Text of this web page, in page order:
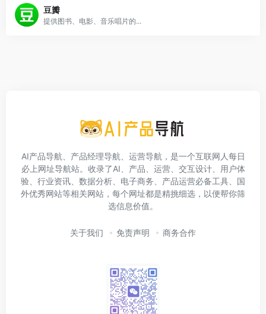
豆瓣
提供图书、电影、音乐唱片的...
AI产品导航、产品经理导航、运营导航，是一个互联网人每日
必上网址导航站。收录了AI、产品、运营、交互设计、用户体
验、行业资讯、数据分析、电子商务、产品运营必备工具、国
外优秀网站等相关网站，每个网址都是精挑细选，以便帮你筛
选信息价值。
关于我们 免责声明 商务合作